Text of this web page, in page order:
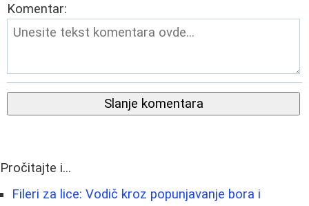
Komentar:
Slanje komentara
Pročitajte i...
Fileri za lice: Vodič kroz popunjavanje bora i